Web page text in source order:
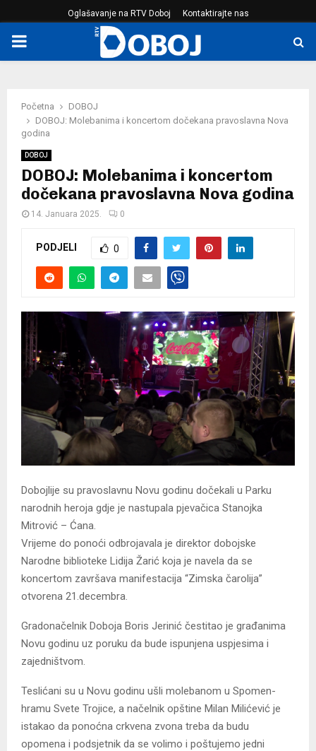
Oglašavanje na RTV Doboj Kontaktirajte nas
PRIMARY
Početna
DOBOJ
DOBOJ: Molebanima i koncertom dočekana pravoslavna Nova
godina
DOBOJ
DOBOJ: Molebanima i koncertom
dočekana pravoslavna Nova godina
14. Januara 2025. 0
PODJELI 0
Dobojlije su pravoslavnu Novu godinu dočekali u Parku
narodnih heroja gdje je nastupala pjevačica Stanojka
Mitrović – Ćana.
Vrijeme do ponoći odbrojavala je direktor dobojske
Narodne biblioteke Lidija Žarić koja je navela da se
koncertom završava manifestacija “Zimska čarolija”
otvorena 21.decembra.
Gradonačelnik Doboja Boris Jerinić čestitao je građanima
Novu godinu uz poruku da bude ispunjena uspjesima i
zajedništvom.
Teslićani su u Novu godinu ušli molebanom u Spomen-
hramu Svete Trojice, a načelnik opštine Milan Milićević je
istakao da ponoćna crkvena zvona treba da budu
opomena i podsjetnik da se volimo i poštujemo jedni